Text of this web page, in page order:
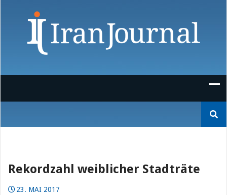
nach:
Rekordzahl weiblicher Stadträte
23. MAI 2017